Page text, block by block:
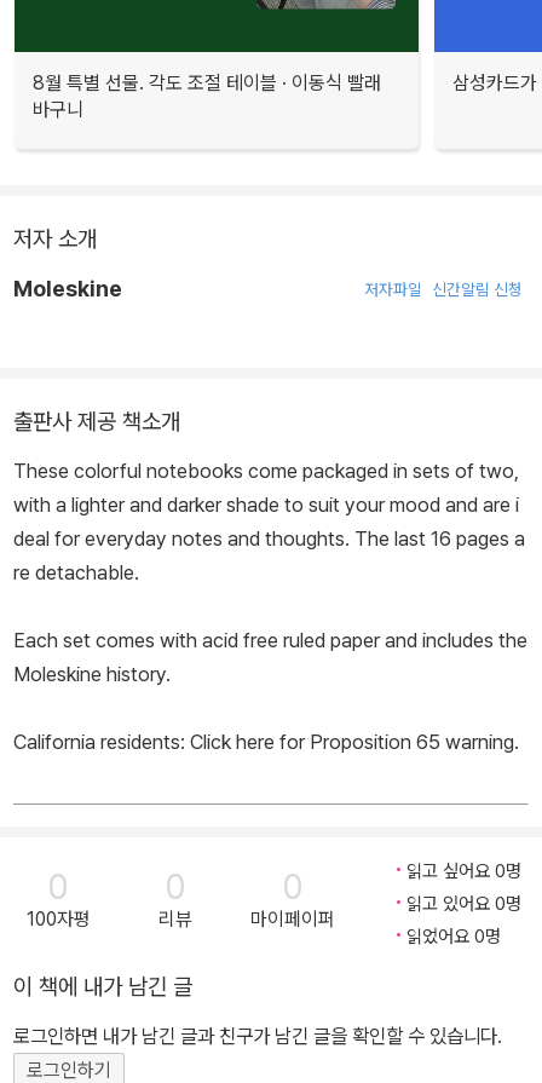
8월 특별 선물. 각도 조절 테이블 · 이동식 빨래
바구니
삼성카드
저자 소개
Moleskine 저자파일 신간알림 신청
출판사 제공 책소개
These colorful notebooks come packaged in sets of two,
with a lighter and darker shade to suit your mood and are i
deal for everyday notes and thoughts. The last 16 pages a
re detachable.
Each set comes with acid free ruled paper and includes the
Moleskine history.
California residents: Click here for Proposition 65 warning.
0
100자평
0
리뷰
0
마이페이퍼
읽고 싶어요 0명
읽고 있어요 0명
읽었어요 0명
이 책에 내가 남긴 글
로그인하면 내가 남긴 글과 친구가 남긴 글을 확인할 수 있습니다.
로그인하기